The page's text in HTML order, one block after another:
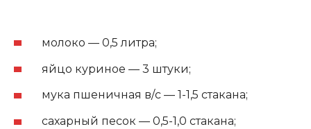
молоко — 0,5 литра;
яйцо куриное — 3 штуки;
мука пшеничная в/с — 1-1,5 стакана;
сахарный песок — 0,5-1,0 стакана;